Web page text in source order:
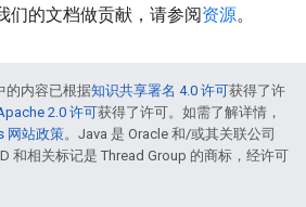
们的文档做贡献，请参阅资源。
的内容已根据知识共享署名 4.0 许可获得了许
2.0 许可获得了许可。如需了解详情，
网站政策。Java 是 Oracle 和/或其关联公司
和相关标记是 Thread Group 的商标，经许可